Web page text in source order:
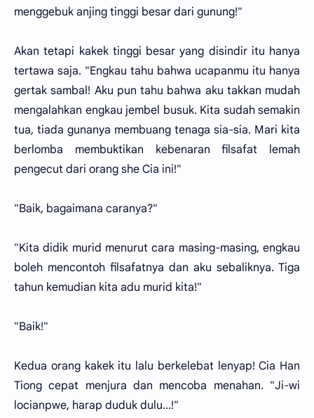
menggebuk anjing tinggi besar dari gunung!"
Akan tetapi kakek tinggi besar yang disindir itu hanya
tertawa saja. "Engkau tahu bahwa ucapanmu itu hanya
gertak sambal! Aku pun tahu bahwa aku takkan mudah
mengalahkan engkau jembel busuk. Kita sudah semakin
tua, tiada gunanya membuang tenaga sia-sia. Mari kita
berlomba membuktikan kebenaran filsafat lemah
pengecut dari orang she Cia ini!"
"Baik, bagaimana caranya?"
"Kita didik murid menurut cara masing-masing, engkau
boleh mencontoh filsafatnya dan aku sebaliknya. Tiga
tahun kemudian kita adu murid kita!"
"Baik!"
Kedua orang kakek itu lalu berkelebat lenyap! Cia Han
Tiong cepat menjura dan mencoba menahan. "Ji-wi
locianpwe, harap duduk dulu...!"